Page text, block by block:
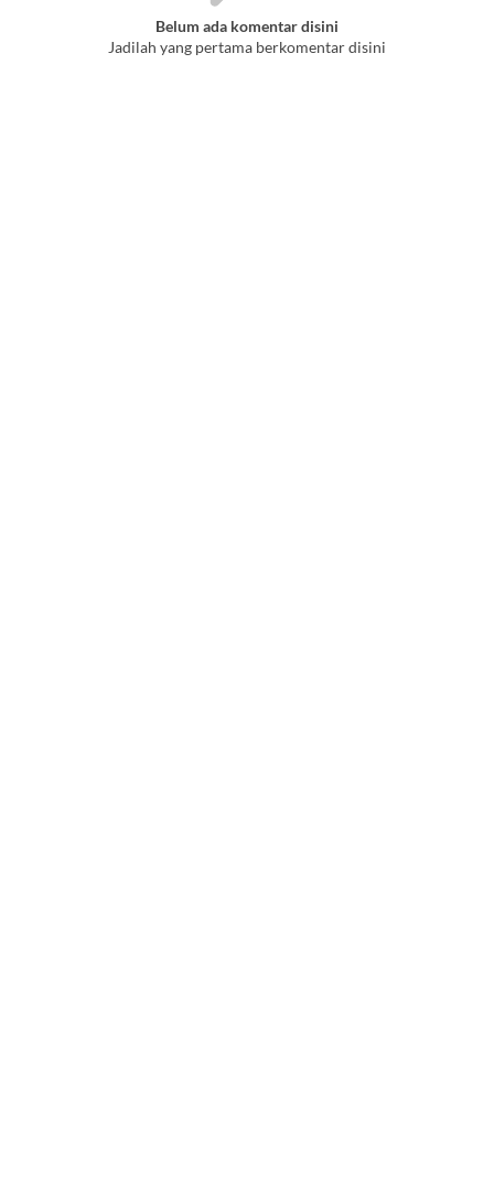
Belum ada komentar disini
Jadilah yang pertama berkomentar disini